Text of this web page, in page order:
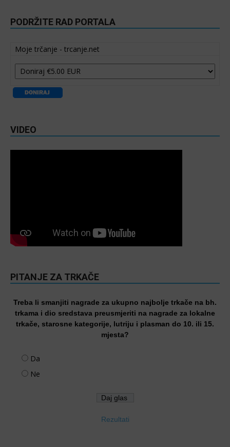
PODRŽITE RAD PORTALA
Moje trčanje - trcanje.net
VIDEO
PITANJE ZA TRKAČE
Treba li smanjiti nagrade za ukupno najbolje trkače na bh.
trkama i dio sredstava preusmjeriti na nagrade za lokalne
trkače, starosne kategorije, lutriju i plasman do 10. ili 15.
mjesta?
Da
Ne
Rezultati